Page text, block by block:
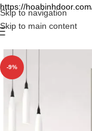
https://
Skip to navigation
Skip to main content
-9%